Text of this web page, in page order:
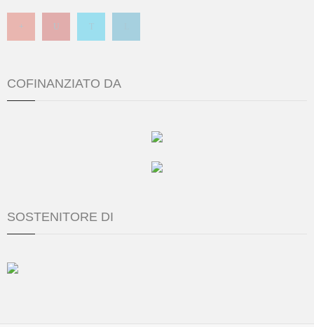
COFINANZIATO DA
SOSTENITORE DI